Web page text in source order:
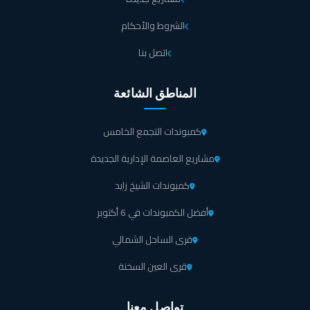
متر مربع.
الشروط والأحكام
اتصل بنا
المناطق الشائعة
كمبوندات التجمع الخامس
مشاريع العاصمة الإدارية الجديدة
كمبوندات الشيخ زايد
أفضل الكمبوندات في 6 أكتوبر
قرى الساحل الشمالي
قرى العين السخنة